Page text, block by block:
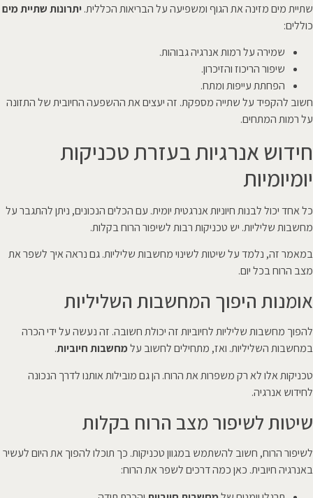
שתיית מים מזינה את הגוף ומשפיעה על הבריאות הכללית.יתרונות שתיית מים
כוללים:
שמירה על רמות אנרגיה גבוהות.
שיפור הריכוז והזיכרון.
הפחתת עייפות ומתח.
חשוב להקפיד על שתייה מספקת. זה יעצים את ההשפעה החיובית של התזונה
על רמות המתחים.
חידוש אנרגיות בעזרת טכניקות
יומיומיות
כל אחד יכול לבנות חיוניות אנרגטית יומית. עם הכלים הנכונים, ניתן להתגבר על
מחשבות שליליות. יש טכניקות רבות לשיפור הרוח בקלות.
במאמר זה, נלמד על שיטות לשינוי מחשבות שליליות. גם נראה איך לשפר את
מצב הרוח בכל יום.
אומנות היפוך המחשבות השליליות
להפוך מחשבות שליליות לחיוביות זה יכולת חשובה. זה נעשה על ידי הכרה
במחשבות השליליות. ואז, מתחילים לחשוב עלמחשבות חיוביות.
טכניקות אלו לא רק משפרות את הרוח. הן גם מובילות אותנו לדרך הנכונה
לחידוש אנרגיה.
שיטות לשיפור מצב הרוח בקלות
לשיפור הרוח, חשוב להשתמש במגוון טכניקות. כך תוכלו להפוך את היום לעשיר
באנרגיה חיובית. כאן כמה דרכים לשפר את הרוח: